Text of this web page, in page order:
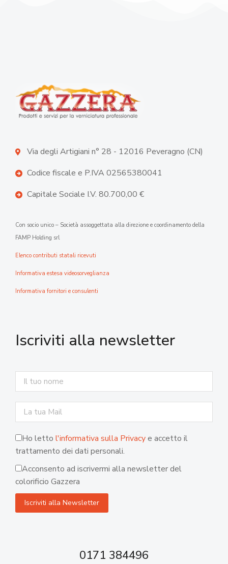
Via degli Artigiani n° 28 - 12016 Peveragno (CN)
Codice fiscale e P.IVA 02565380041
Capitale Sociale I.V. 80.700,00 €
Con socio unico – Società assoggettata alla direzione e coordinamento della
FAMP Holding srl
Elenco contributi statali ricevuti
Informativa estesa videosorveglianza
Informativa fornitori e consulenti
Iscriviti alla newsletter
Ho letto l'informativa sulla Privacye accetto il
trattamento dei dati personali.
Acconsento ad iscrivermi alla newsletter del
colorificio Gazzera
0171 384496